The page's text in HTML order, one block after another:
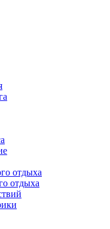
отдыха
отдыха